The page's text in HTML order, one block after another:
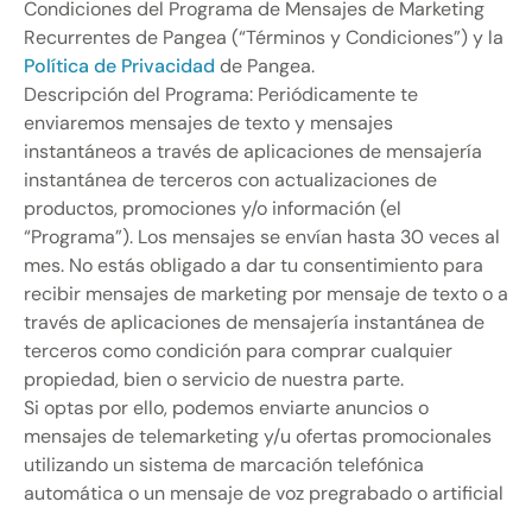
Condiciones del Programa de Mensajes de Marketing
Recurrentes de Pangea (“Términos y Condiciones”) y la
Política de Privacidad de Pangea.
Descripción del Programa: Periódicamente te
enviaremos mensajes de texto y mensajes
instantáneos a través de aplicaciones de mensajería
instantánea de terceros con actualizaciones de
productos, promociones y/o información (el
“Programa”). Los mensajes se envían hasta 30 veces al
mes. No estás obligado a dar tu consentimiento para
recibir mensajes de marketing por mensaje de texto o a
través de aplicaciones de mensajería instantánea de
terceros como condición para comprar cualquier
propiedad, bien o servicio de nuestra parte.
Si optas por ello, podemos enviarte anuncios o
mensajes de telemarketing y/u ofertas promocionales
utilizando un sistema de marcación telefónica
automática o un mensaje de voz pregrabado o artificial